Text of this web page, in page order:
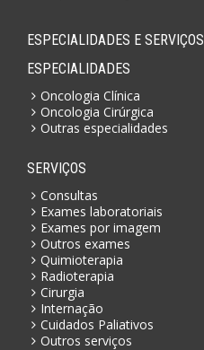
ESPECIALIDADES E SERVIÇOS
ESPECIALIDADES
Oncologia Clínica
Oncologia Cirúrgica
Outras especialidades
SERVIÇOS
Consultas
Exames laboratoriais
Exames por imagem
Outros exames
Quimioterapia
Radioterapia
Cirurgia
Internação
Cuidados Paliativos
Outros serviços